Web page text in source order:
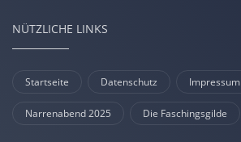
NÜTZLICHE LINKS
Startseite Datenschutz Impressum
Narrenabend 2025 Die Faschingsgilde